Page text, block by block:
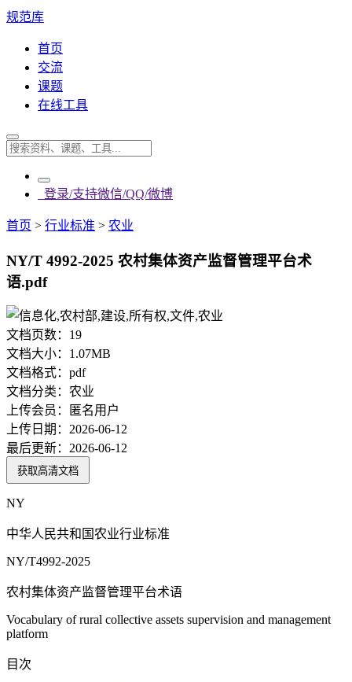
规范库
首页
交流
课题
在线工具
登录/支持微信/QQ/微博
首页 > 行业标准 > 农业
NY/T 4992-2025 农村集体资产监督管理平台术
语.pdf
文档页数： 19
文档大小： 1.07MB
文档格式： pdf
文档分类： 农业
上传会员：
匿名用户
上传日期： 2026-06-12
最后更新： 2026-06-12
获取高清文档
NY
中华人民共和国农业行业标准
NY/T4992-2025
农村集体资产监督管理平台术语
Vocabulary of rural collective assets supervision and management
platform
目次